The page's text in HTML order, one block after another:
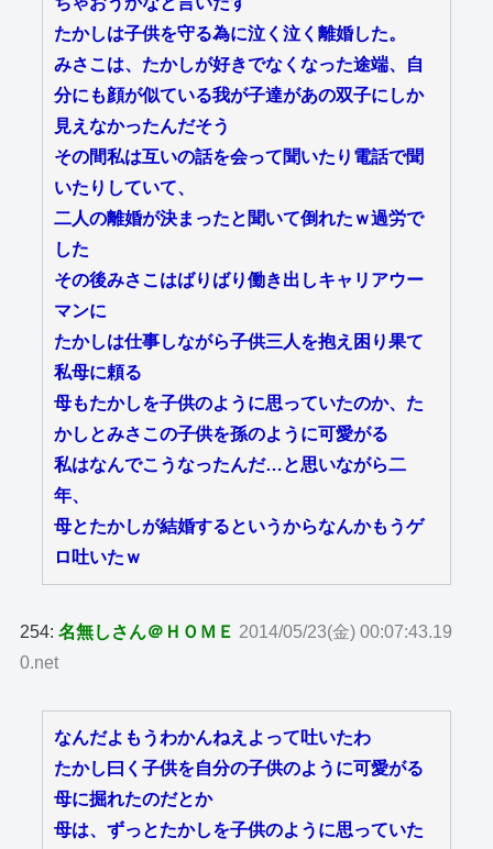
たかしは子供を守る為に泣く泣く離婚した。
みさこは、たかしが好きでなくなった途端、自
分にも顔が似ている我が子達があの双子にしか
見えなかったんだそう
その間私は互いの話を会って聞いたり電話で聞
いたりしていて、
二人の離婚が決まったと聞いて倒れたｗ過労で
した
その後みさこはばりばり働き出しキャリアウー
マンに
たかしは仕事しながら子供三人を抱え困り果て
私母に頼る
母もたかしを子供のように思っていたのか、た
かしとみさこの子供を孫のように可愛がる
私はなんでこうなったんだ…と思いながら二
年、
母とたかしが結婚するというからなんかもうゲ
ロ吐いたｗ
254:名無しさん＠ＨＯＭＥ 2014/05/23(金) 00:07:43.19
0.net
なんだよもうわかんねえよって吐いたわ
たかし曰く子供を自分の子供のように可愛がる
母に掘れたのだとか
母は、ずっとたかしを子供のように思っていた